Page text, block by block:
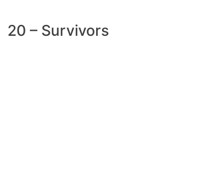
20 – Survivors